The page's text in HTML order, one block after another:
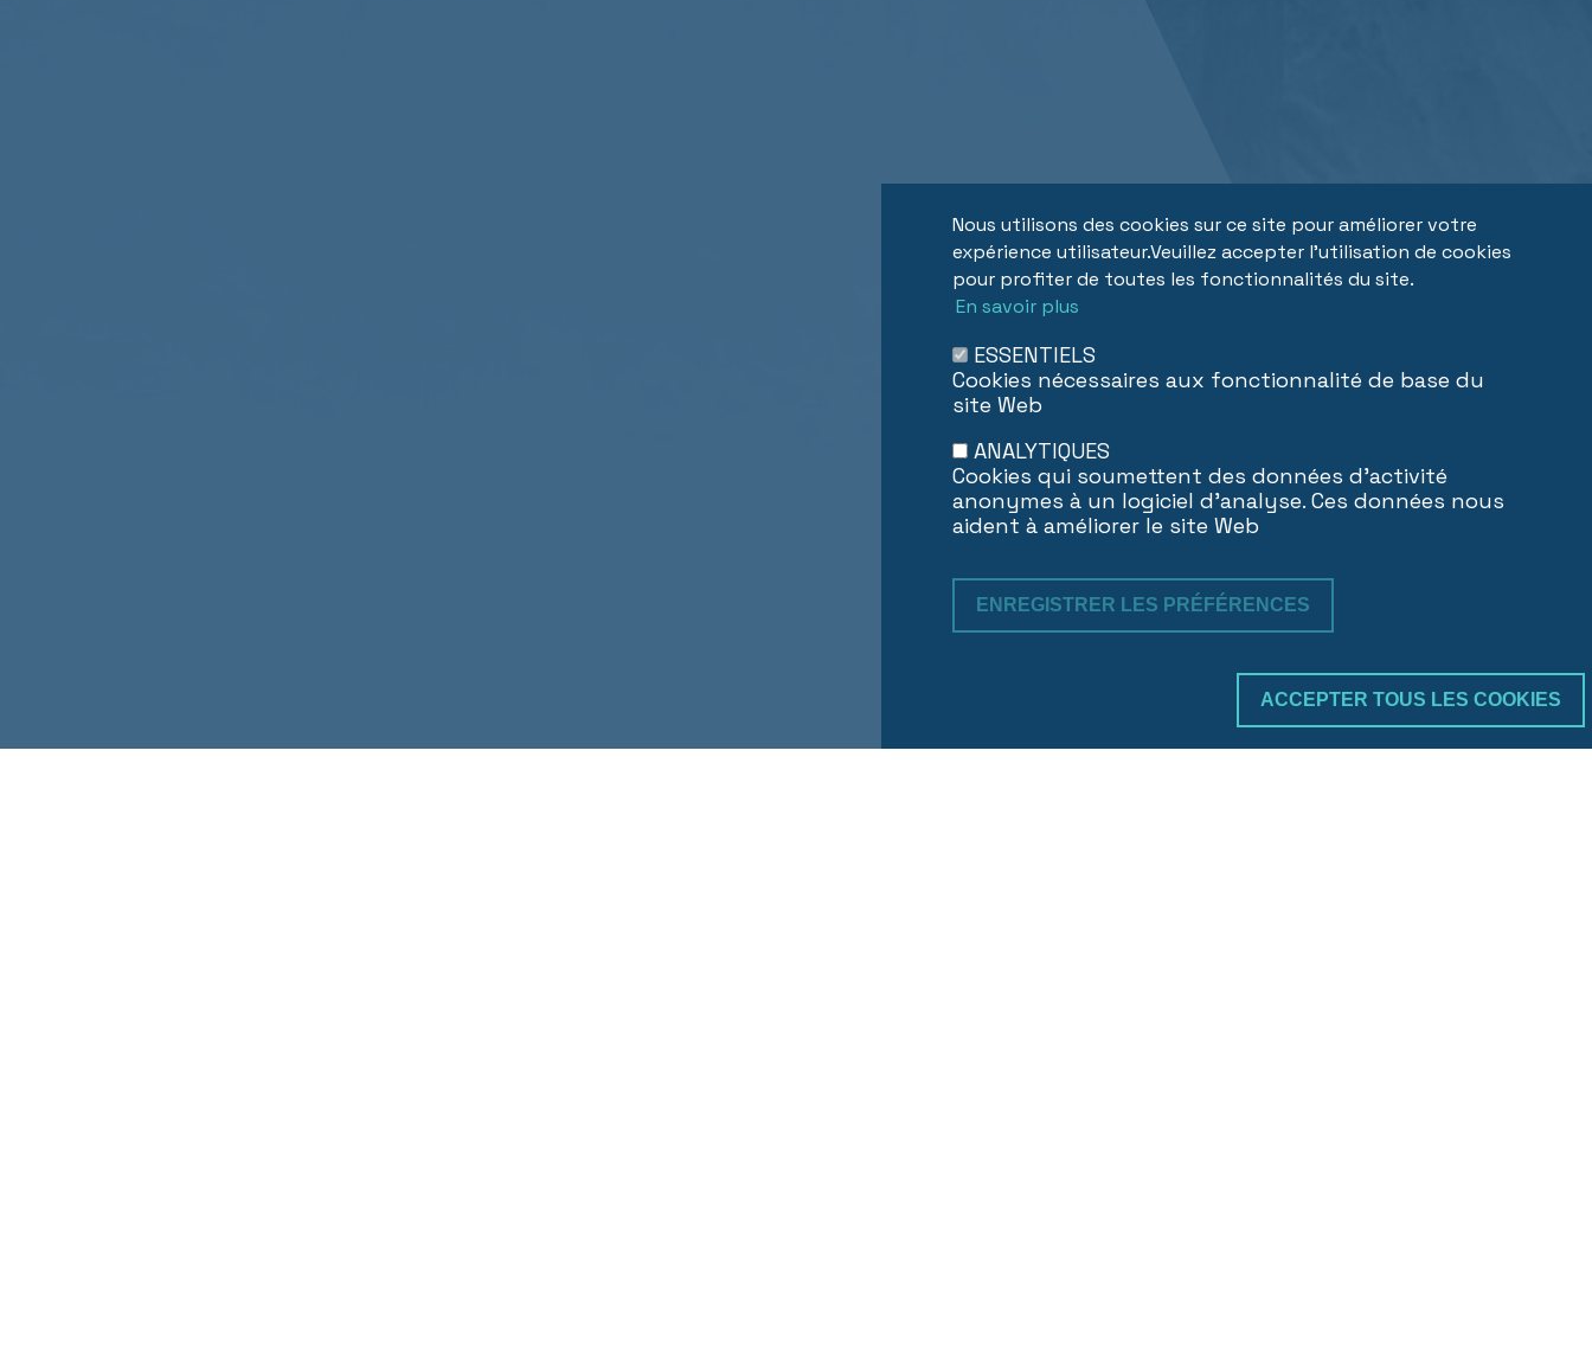
Nous utilisons des cookies sur ce site pour améliorer votre
expérience utilisateur.Veuillez accepter l'utilisation de cookies
pour profiter de toutes les fonctionnalités du site.
En savoir plus
ESSENTIELS
Cookies nécessaires aux fonctionnalité de base du
site Web
ANALYTIQUES
Cookies qui soumettent des données d'activité
anonymes à un logiciel d'analyse. Ces données nous
aident à améliorer le site Web
ENREGISTRER LES PRÉFÉRENCES
ACCEPTER TOUS LES COOKIES
Trakk & verify